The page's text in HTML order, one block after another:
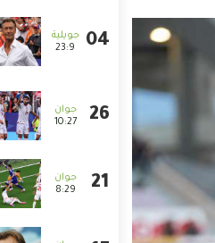
23:9
10:27
8:29